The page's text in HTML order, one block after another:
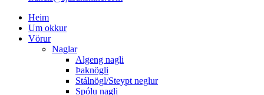
Heim
Um okkur
Vörur
Naglar
Algeng nagli
Þaknögli
Stálnögl/Steypt neglur
Spólu nagli